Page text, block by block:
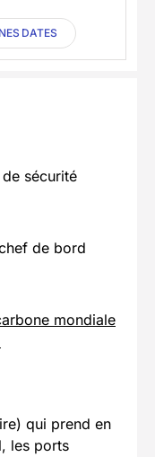
DATES
sécurité
de bord
mondiale
qui prend en
les ports